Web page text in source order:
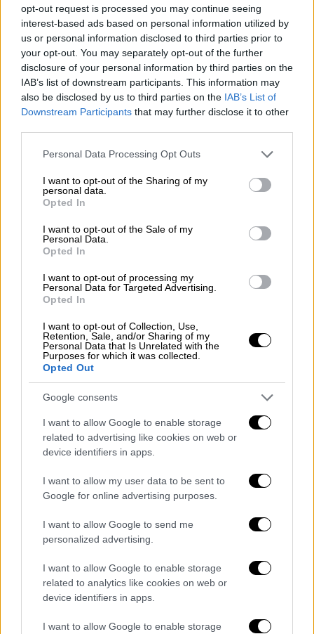
opt-out request is processed you may continue seeing
interest-based ads based on personal information utilized by
us or personal information disclosed to third parties prior to
your opt-out. You may separately opt-out of the further
disclosure of your personal information by third parties on the
IAB’s list of downstream participants. This information may
also be disclosed by us to third parties on the IAB’s List of
Downstream Participants that may further disclose it to other
Please note that this website/app uses one or more Google
not limited to your visit or usage behaviour. You may click to
grant or deny consent to Google and its third-party tags to
use your data for below specified purposes in below Google
consent section.
Personal Data Processing Opt Outs
I want to opt-out of the Sharing of my
personal data.
Opted In
I want to opt-out of the Sale of my
Personal Data.
Opted In
I want to opt-out of processing my
Personal Data for Targeted Advertising.
Opted In
I want to opt-out of Collection, Use,
Retention, Sale, and/or Sharing of my
Personal Data that Is Unrelated with the
Purposes for which it was collected.
Opted Out
Google consents
I want to allow Google to enable storage
related to advertising like cookies on web or
device identifiers in apps.
I want to allow my user data to be sent to
Google for online advertising purposes.
I want to allow Google to send me
personalized advertising.
I want to allow Google to enable storage
related to analytics like cookies on web or
device identifiers in apps.
I want to allow Google to enable storage
ΔΙΑΒΑΣΤΕ ΕΠΙΣΗΣ
Ελλάδα|21.10.2024 09:09
Κίνηση στους δρόμους: Στο «κόκκινο»
ο Κηφισός λόγω τροχαίου - Πού αλλού
υπάρχουν καθυστερήσεις
Σύμφωνα με το Γεωδυναμικό Ινστιτούτο, το
επίκεντρο εντοπίζεται 61 χιλιόμετρα δυτικά
νοτιοδυτικά της Παλαιοχώρας Χανίων.
Το εστιακό βάθος υπολογίζεται στα 17,5
χιλιόμετρα.
Σεισμός Κρήτη
Τα σχολιά σας δημοσιεύονται άμεσα με δική σας ευθύνη. Το
διαγράφονται